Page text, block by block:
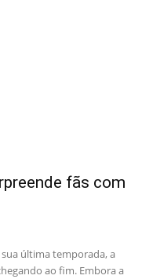
fãs com
sua última temporada, a
ao fim. Embora a